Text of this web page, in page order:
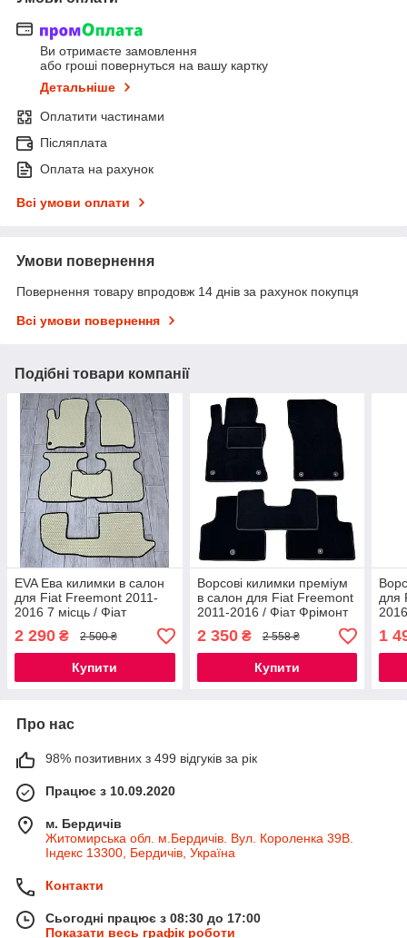
Ви отримаєте замовлення
або гроші повернуться на вашу картку
Детальніше
Оплатити частинами
Післяплата
Оплата на рахунок
Всі умови оплати
Умови повернення
Повернення товару впродовж 14 днів за рахунок покупця
Всі умови повернення
Подібні товари компанії
EVA Ева килимки в салон
для Fiat Freemont 2011-
2016 7 місць / Фіат
Фрімонт килимки
2 290 ₴ 2 500 ₴
Купити
Ворсові килимки преміум
в салон для Fiat Freemont
2011-2016 / Фіат Фрімонт
килимки
2 350₴ 2 558 ₴
Купити
для
1
Про нас
98% позитивних з 499 відгуків за рік
Працює з 10.09.2020
м. Бердичів
Житомирська обл. м.Бердичів. Вул. Короленка 39В.
Індекс 13300, Бердичів, Україна
Контакти
Сьогодні працює з 08:30 до 17:00
Показати весь графік роботи